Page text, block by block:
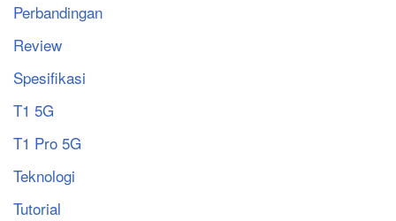
Perbandingan
Review
Spesifikasi
T1 5G
T1 Pro 5G
Teknologi
Tutorial